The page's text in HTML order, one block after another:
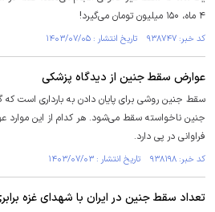
۴ ماه، ۱۵۰ میلیون تومان می‌گیرد!
کد خبر: ۹۳۸۷۴۷ تاریخ انتشار : ۱۴۰۳/۰۷/۰۵
عوارض سقط جنین از دیدگاه پزشکی
سقط جنین روشی برای پایان دادن به بارداری است
جنین ناخواسته سقط می‌شود. هر کدام از این
فراوانی در پی دارد.
کد خبر: ۹۳۸۱۹۸ تاریخ انتشار : ۱۴۰۳/۰۷/۰۳
تعداد سقط جنین در ایران با شهدای غزه